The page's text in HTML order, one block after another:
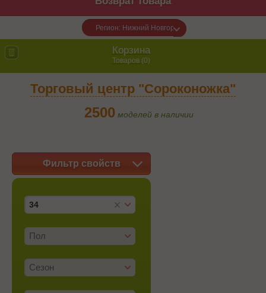
Регион: Нижний Новгород
Корзина
Товаров (0)
Торговый центр "Сороконожка"
2500 моделей в наличии
Фильтр свойств
34
Пол
Сезон